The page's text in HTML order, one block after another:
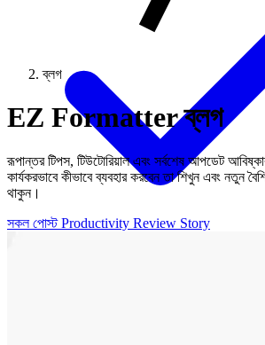
ব্লগ
EZ Formatter ব্লগ
রূপান্তর টিপস, টিউটোরিয়াল এবং সর্বশেষ আপডেট
কার্যকরভাবে কীভাবে ব্যবহার করবেন তা শিখুন এবং নতুন
থাকুন।
সকল পোস্টProductivity Review Story